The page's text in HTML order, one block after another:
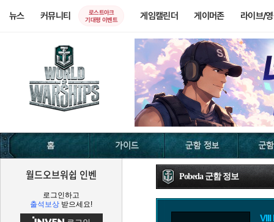
뉴스 커뮤니티
로스트아크
기대평 이벤트
게임캘린더 게이머존 라이브/
월드오브워쉽 인벤
로그인하고
출석보상 받으세요!
Pobeda 군함 정보
VIII